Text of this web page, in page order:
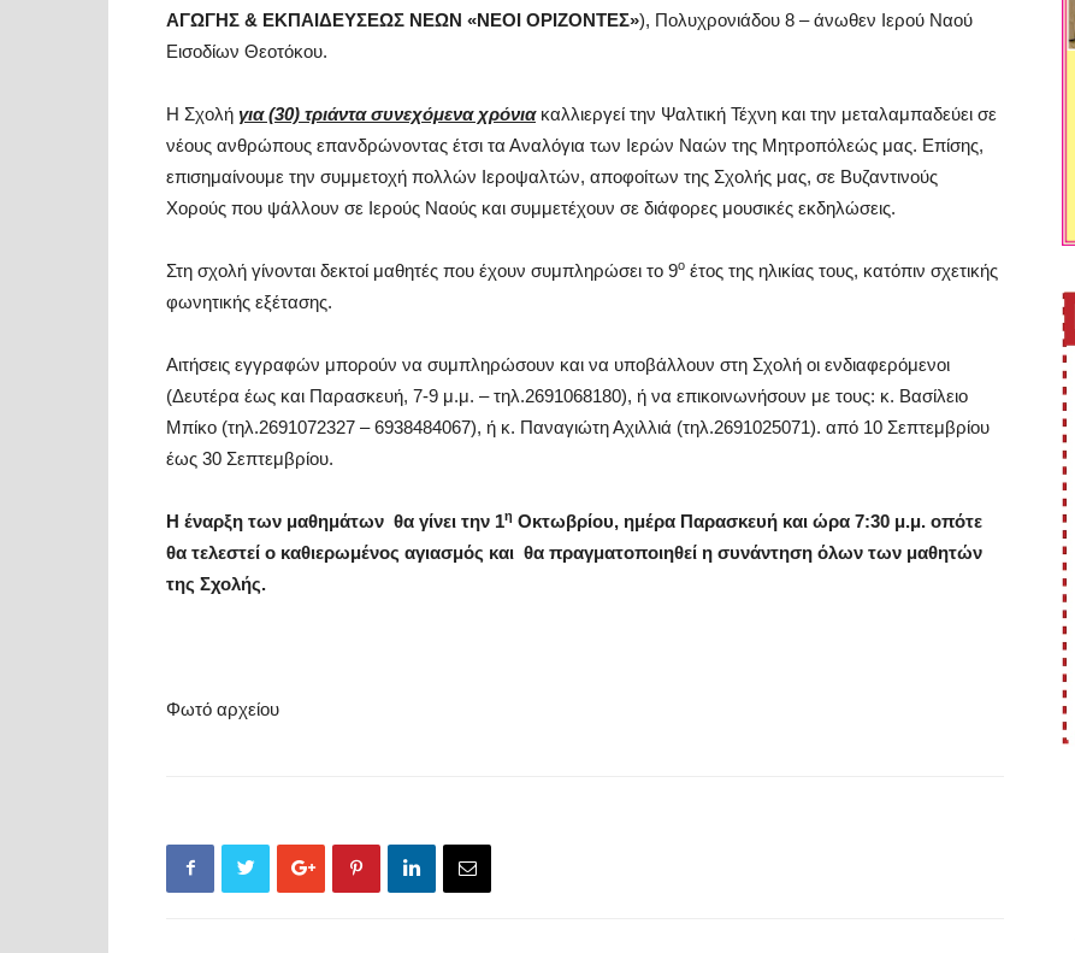
ΑΓΩΓΗΣ & ΕΚΠΑΙΔΕΥΣΕΩΣ ΝΕΩΝ «ΝΕΟΙ ΟΡΙΖΟΝΤΕΣ»), Πολυχρονιάδου 8 – άνωθεν Ιερού Ναού
Εισοδίων Θεοτόκου.
Η Σχολή για (30) τριάντα συνεχόμενα χρόνιακαλλιεργεί την Ψαλτική Τέχνη και την μεταλαμπαδεύει σε
νέους ανθρώπους επανδρώνοντας έτσι τα Αναλόγια των Ιερών Ναών της Μητροπόλεώς μας. Επίσης,
επισημαίνουμε την συμμετοχή πολλών Ιεροψαλτών, αποφοίτων της Σχολής μας, σε Βυζαντινούς
Χορούς που ψάλλουν σε Ιερούς Ναούς και συμμετέχουν σε διάφορες μουσικές εκδηλώσεις.
Στη σχολή γίνονται δεκτοί μαθητές που έχουν συμπληρώσει το 9ο έτος της ηλικίας τους, κατόπιν σχετικής
φωνητικής εξέτασης.
Αιτήσεις εγγραφών μπορούν να συμπληρώσουν και να υποβάλλουν στη Σχολή οι ενδιαφερόμενοι
(Δευτέρα έως και Παρασκευή, 7-9 μ.μ. – τηλ.2691068180), ή να επικοινωνήσουν με τους: κ. Βασίλειο
Μπίκο (τηλ.2691072327 – 6938484067), ή κ. Παναγιώτη Αχιλλιά (τηλ.2691025071). από 10 Σεπτεμβρίου
έως 30 Σεπτεμβρίου.
Η έναρξη των μαθημάτων θα γίνει την 1η Οκτωβρίου, ημέρα Παρασκευή και ώρα 7:30 μ.μ. οπότε
θα τελεστεί ο καθιερωμένος αγιασμός και θα πραγματοποιηθεί η συνάντηση όλων των μαθητών
της Σχολής.
Φωτό αρχείου